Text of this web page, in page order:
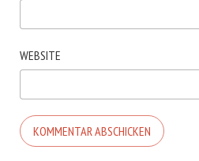
WEBSITE